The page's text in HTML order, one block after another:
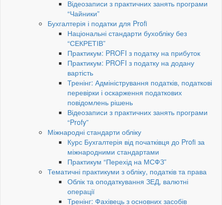
Відеозаписи з практичних занять програми
“Чайники”
Бухгалтерія і податки для Profi
Національні стандарти бухобліку без
“СЕКРЕТІВ”
Практикум: PROFI з податку на прибуток
Практикум: PROFI з податку на додану
вартість
Тренінг: Адміністрування податків, податкові
перевірки і оскарження податкових
повідомлень рішень
Відеозаписи з практичних занять програми
“Profy”
Міжнародні стандарти обліку
Курс Бухгалтерія від початківця до Profi за
міжнародними стандартами
Практикум “Перехід на МСФЗ”
Тематичні практикуми з обліку, податків та права
Облік та оподаткування ЗЕД, валютні
операції
Тренінг: Фахівець з основних засобів